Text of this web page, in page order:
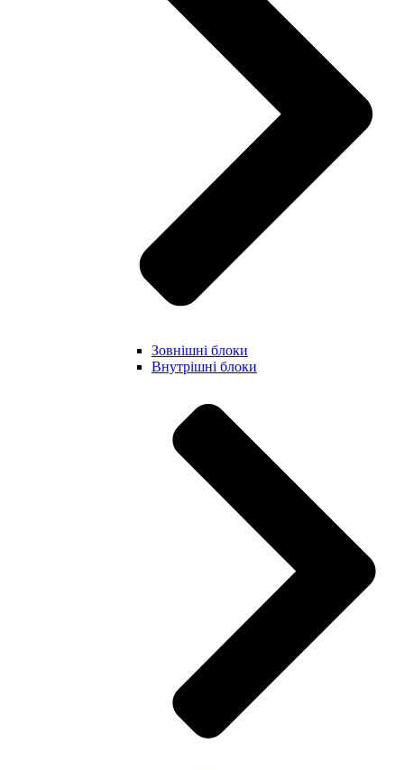
Зовнішні блоки
Внутрішні блоки